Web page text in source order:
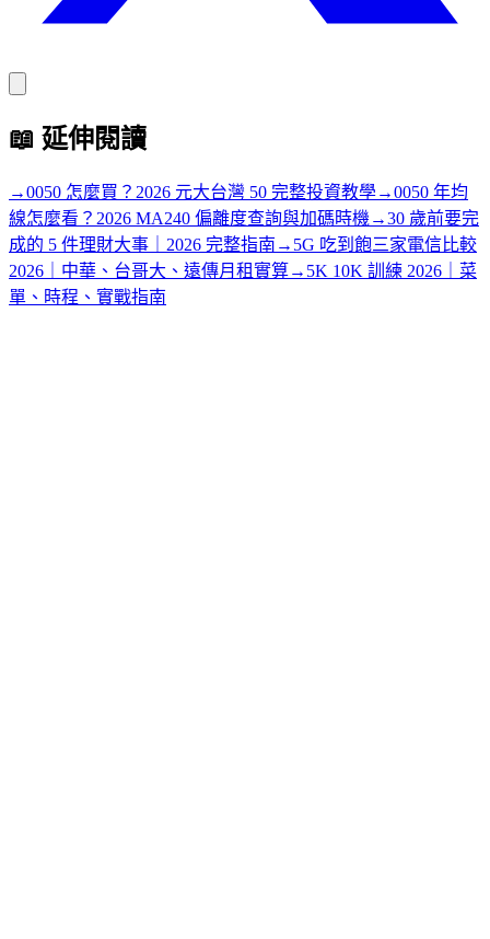
📖 延伸閱讀
→0050 怎麼買？2026 元大台灣 50 完整投資教學→0050 年均
線怎麼看？2026 MA240 偏離度查詢與加碼時機 →30 歲前要完
成的 5 件理財大事｜2026 完整指南 → 5G 吃到飽三家電信比較
2026｜中華、台哥大、遠傳月租實算→ 5K 10K 訓練 2026｜菜
單、時程、實戰指南